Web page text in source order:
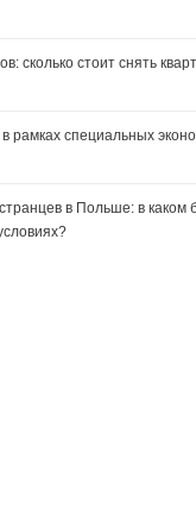
сколько стоит снять
рамках специальных
в Польше: в каком